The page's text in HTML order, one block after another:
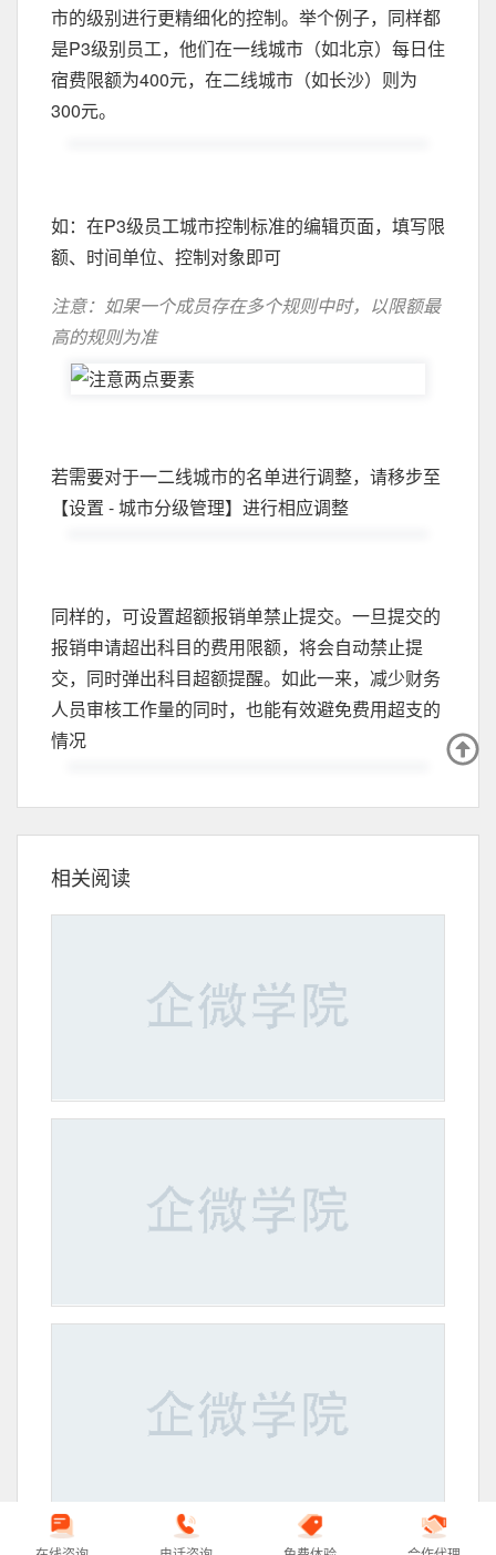
市的级别进行更精细化的控制。举个例子，同样都
是P3级别员工，他们在一线城市（如北京）每日住
宿费限额为400元，在二线城市（如长沙）则为
300元。
如：在P3级员工城市控制标准的编辑页面，填写限
额、时间单位、控制对象即可
注意：如果一个成员存在多个规则中时，以限额最
高的规则为准
若需要对于一二线城市的名单进行调整，请移步至
【设置 - 城市分级管理】进行相应调整
同样的，可设置超额报销单禁止提交。一旦提交的
报销申请超出科目的费用限额，将会自动禁止提
交，同时弹出科目超额提醒。如此一来，减少财务
人员审核工作量的同时，也能有效避免费用超支的
情况
相关阅读